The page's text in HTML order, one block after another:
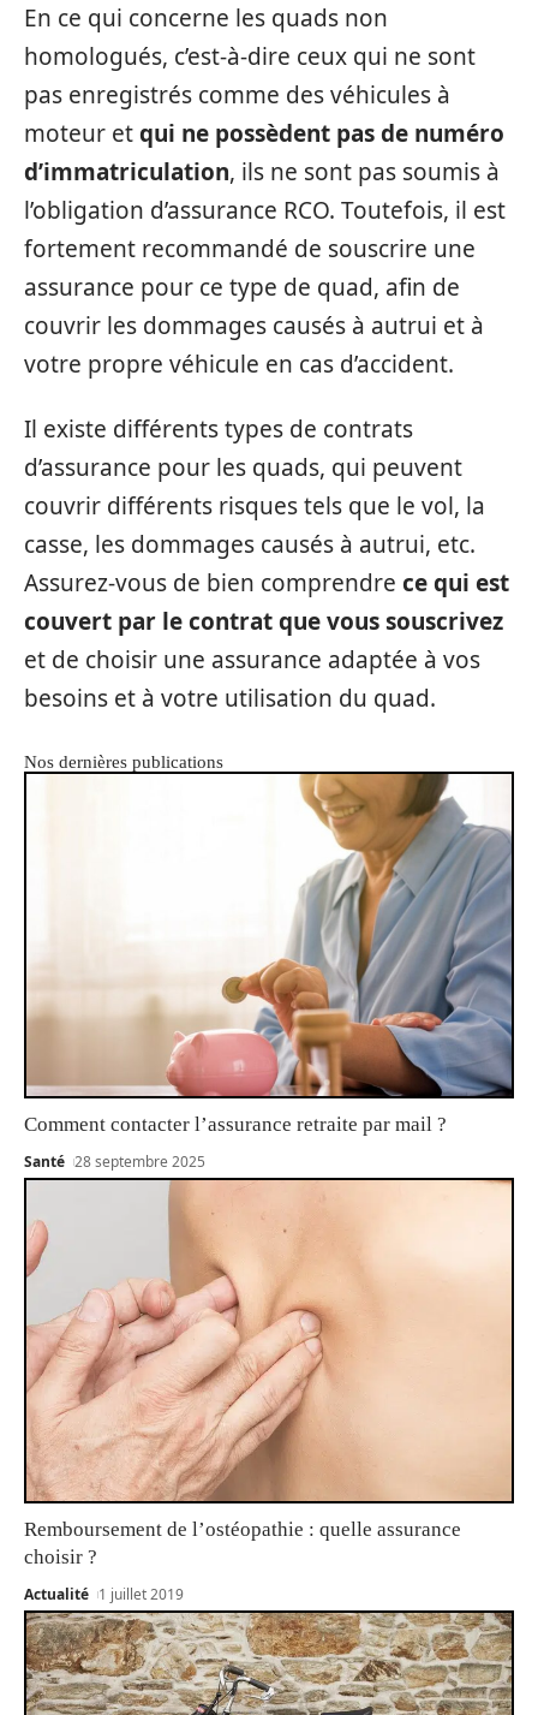
En ce qui concerne les quads non
homologués, c’est-à-dire ceux qui ne sont
pas enregistrés comme des véhicules à
moteur etqui ne possèdent pas de numéro
d’immatriculation, ils ne sont pas soumis à
l’obligation d’assurance RCO. Toutefois, il est
fortement recommandé de souscrire une
assurance pour ce type de quad, afin de
couvrir les dommages causés à autrui et à
votre propre véhicule en cas d’accident.
Il existe différents types de contrats
d’assurance pour les quads, qui peuvent
couvrir différents risques tels que le vol, la
casse, les dommages causés à autrui, etc.
Assurez-vous de bien comprendre ce qui est
couvert par le contrat que vous souscrivez
et de choisir une assurance adaptée à vos
besoins et à votre utilisation du quad.
Nos dernières publications
Comment contacter l’assurance retraite par mail ?
Santé 28 septembre 2025
Remboursement de l’ostéopathie : quelle assurance
choisir ?
Actualité 1 juillet 2019